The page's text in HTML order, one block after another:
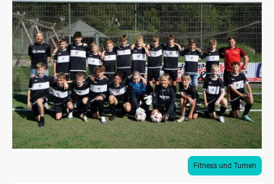
Fitness und Turnen